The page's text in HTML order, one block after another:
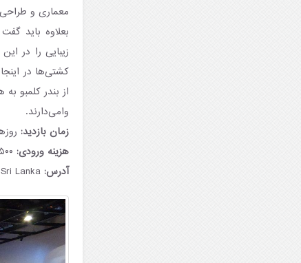
معماری و طراحی
بعلاوه باید
زیبایی را در
کشتی‌ها در
از بندر کلمبو
وامی‌دارند.
زمان بازدید:
هزینه ورودی:
آدرس: